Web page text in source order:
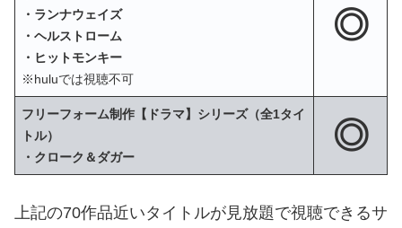
・ランナウェイズ
・ヘルストローム
・ヒットモンキー
※huluでは視聴不可
◎
フリーフォーム制作【ドラマ】シリーズ（全1タイ
トル）
・クローク＆ダガー
◎
上記の70作品近いタイトルが見放題で視聴できるサ